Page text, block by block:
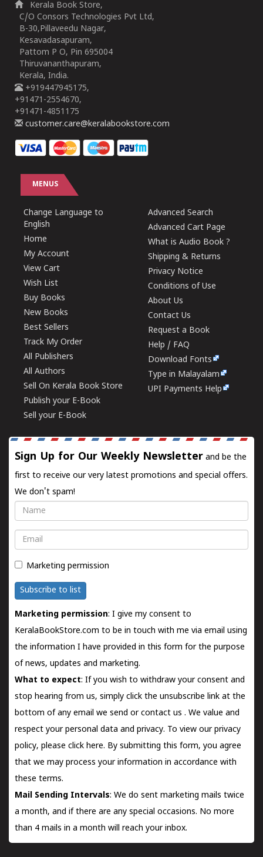
Kerala Book Store,
C/O Consors Technologies Pvt Ltd,
B-30,Pillaveedu Nagar,
Kesavadasapuram,
Pattom P O, Pin 695004
Thiruvananthapuram,
Kerala, India.
+919447945175,
+91471-2554670,
+91471-4851175
customer.care@keralabookstore.com
MENUS
Change Language to
English
Home
My Account
View Cart
Wish List
Buy Books
New Books
Best Sellers
Track My Order
All Publishers
All Authors
Sell On Kerala Book Store
Publish your E-Book
Sell your E-Book
Advanced Search
Advanced Cart Page
What is Audio Book ?
Shipping & Returns
Privacy Notice
Conditions of Use
About Us
Contact Us
Request a Book
Help / FAQ
Download Fonts
Type in Malayalam
UPI Payments Help
Sign Up for Our Weekly Newsletter and be the
first to receive our very latest promotions and special offers.
We don't spam!
Name
Email
Marketing permission
Subscribe to list
Marketing permission: I give my consent to
KeralaBookStore.com to be in touch with me via email using
the information I have provided in this form for the purpose
of news, updates and marketing.
What to expect: If you wish to withdraw your consent and
stop hearing from us, simply click the unsubscribe link at the
bottom of any email we send orcontact us . We value and
respect your personal data and privacy. To view our privacy
policy, please click here. By submitting this form, you agree
that we may process your information in accordance with
these terms.
Mail Sending Intervals: We do sent marketing mails twice
a month, and if there are any special occasions. No more
than 4 mails in a month will reach your inbox.